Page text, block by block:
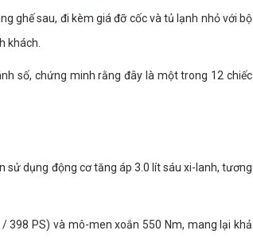
ghế sau, đi kèm giá đỡ cốc và tủ lạnh nhỏ với bộ
khách.
số, chứng minh rằng đây là một trong 12 chiếc
sử dụng động cơ tăng áp 3.0 lít sáu xi-lanh, tương
398 PS) và mô-men xoắn 550 Nm, mang lại khả